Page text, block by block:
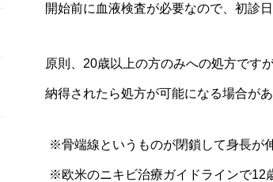
開始前に血液検査が必要なので、初診
原則、20歳以上の方のみへの処方です
納得されたら処方が可能になる場合があ
骨端線というものが閉鎖して身長が
欧米のニキビ治療ガイドラインで